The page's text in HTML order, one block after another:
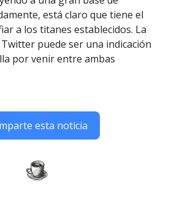
está claro que tiene el
a los titanes establecidos. La
puede ser una indicación
por venir entre ambas
esta noticia